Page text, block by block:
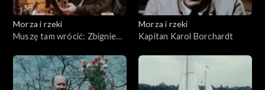
Morza i rzeki
Muszę tam wrócić: Zbigniew
Morza i rzeki
Kapitan Karol Borchardt